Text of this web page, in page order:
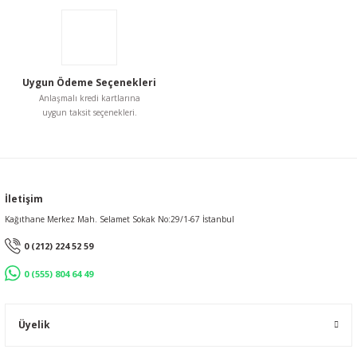
Uygun Ödeme Seçenekleri
Anlaşmalı kredi kartlarına
uygun taksit seçenekleri.
İletişim
Kağıthane Merkez Mah. Selamet Sokak No:29/1-67 İstanbul
0 (212) 224 52 59
0 (555) 804 64 49
Üyelik